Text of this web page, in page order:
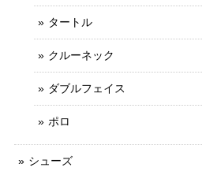
タートル
クルーネック
ダブルフェイス
ポロ
シューズ